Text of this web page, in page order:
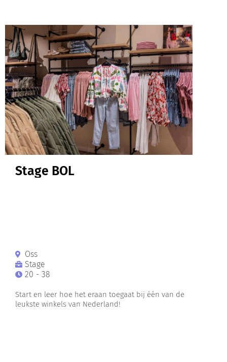
Stage BOL
Oss
Stage
20 - 38
Start en leer hoe het eraan toegaat bij één van de
leukste winkels van Nederland!